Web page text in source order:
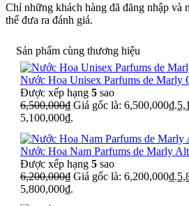
Chỉ những khách hàng đã đăng nhập và
thể đưa ra đánh giá.
Sản phẩm cùng thương hiệu
Nước Hoa Unisex Parfums de Marly
Được xếp hạng 5 sao
6,500,000₫ Giá gốc là: 6,500,000₫.
5,100,000₫.
Nước Hoa Nam Parfums de Marly
Được xếp hạng 5 sao
6,200,000₫ Giá gốc là: 6,200,000₫.
5,800,000₫.